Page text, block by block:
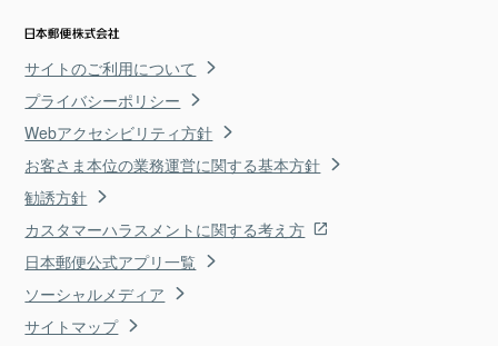
サイトのご利用について
プライバシーポリシー
Webアクセシビリティ方針
お客さま本位の業務運営に関する基本方針
勧誘方針
カスタマーハラスメントに関する考え方
日本郵便公式アプリ一覧
ソーシャルメディア
サイトマップ